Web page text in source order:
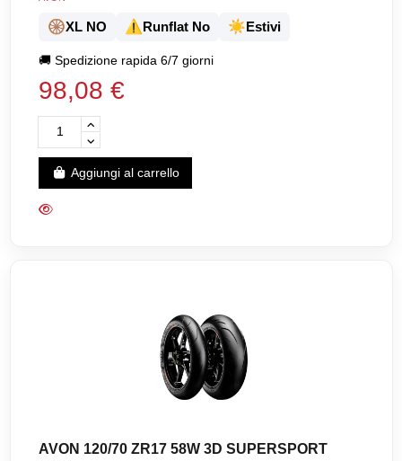
🛞XL NO ⚠️Runflat No ☀️Estivi
🚚Spedizione rapida 6/7 giorni
98,08 €
Aggiungi al carrello
AVON 120/70 ZR17 58W 3D SUPERSPORT